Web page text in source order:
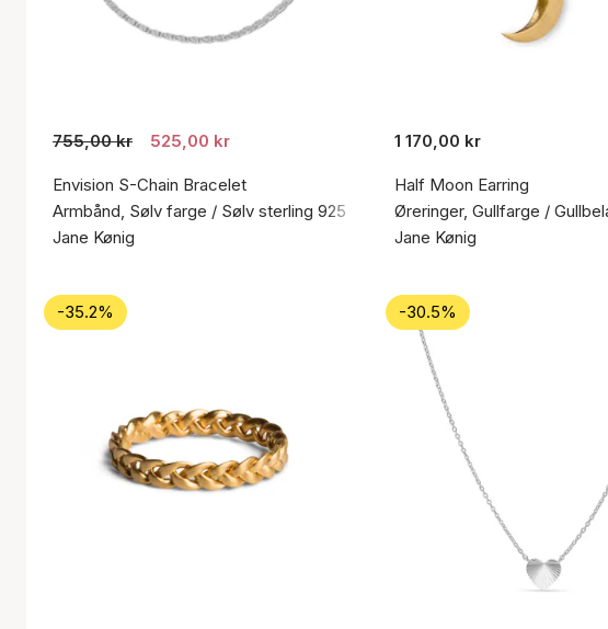
755,00 kr 525,00 kr
Envision S-Chain Bracelet
Armbånd, Sølv farge / Sølv sterling 925
Jane Kønig
1 170,00 kr
Half Moon Earring
Øreringer, Gullfarge /
Jane Kønig
-35.2% -30.5%